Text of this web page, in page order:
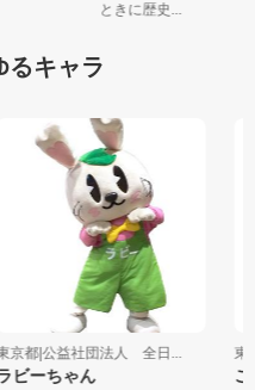
ときに歴史...
るキャラ
京都|公益社団法人 全日...
ビーちゃん
東
こ